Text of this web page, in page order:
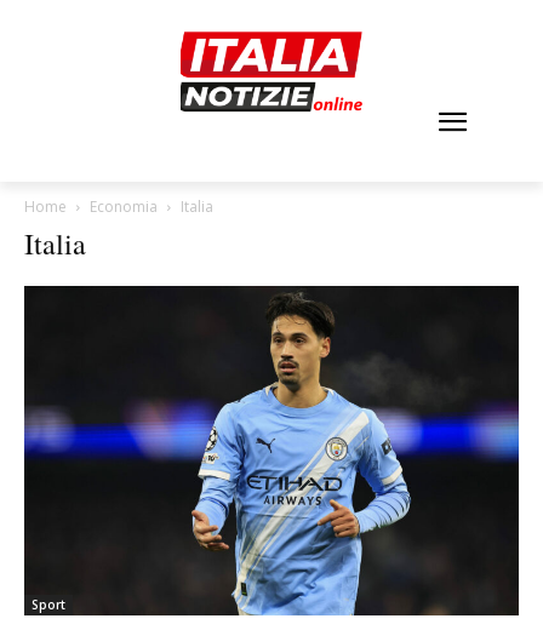
Home Economia Italia
Italia
Sport